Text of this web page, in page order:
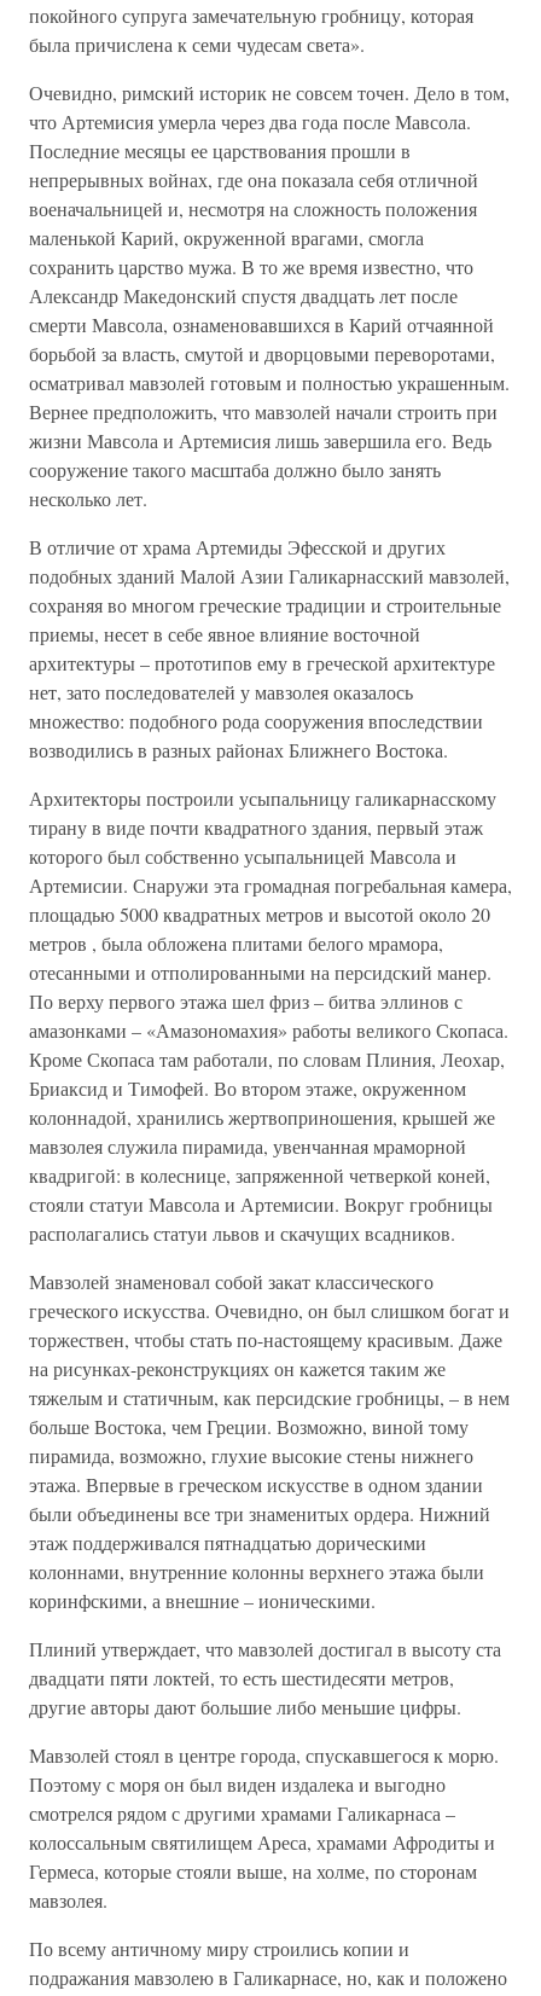
покойного супруга замечательную гробницу, которая
была причислена к семи чудесам света».
Очевидно, римский историк не совсем точен. Дело в том,
что Артемисия умерла через два года после Мавсола.
Последние месяцы ее царствования прошли в
непрерывных войнах, где она показала себя отличной
военачальницей и, несмотря на сложность положения
маленькой Карий, окруженной врагами, смогла
сохранить царство мужа. В то же время известно, что
Александр Македонский спустя двадцать лет после
смерти Мавсола, ознаменовавшихся в Карий отчаянной
борьбой за власть, смутой и дворцовыми переворотами,
осматривал мавзолей готовым и полностью украшенным.
Вернее предположить, что мавзолей начали строить при
жизни Мавсола и Артемисия лишь завершила его. Ведь
сооружение такого масштаба должно было занять
несколько лет.
В отличие от храма Артемиды Эфесской и других
подобных зданий Малой Азии Галикарнасский мавзолей,
сохраняя во многом греческие традиции и строительные
приемы, несет в себе явное влияние восточной
архитектуры – прототипов ему в греческой архитектуре
нет, зато последователей у мавзолея оказалось
множество: подобного рода сооружения впоследствии
возводились в разных районах Ближнего Востока.
Архитекторы построили усыпальницу галикарнасскому
тирану в виде почти квадратного здания, первый этаж
которого был собственно усыпальницей Мавсола и
Артемисии. Снаружи эта громадная погребальная камера,
площадью 5000 квадратных метров и высотой около 20
метров , была обложена плитами белого мрамора,
отесанными и отполированными на персидский манер.
По верху первого этажа шел фриз – битва эллинов с
амазонками – «Амазономахия» работы великого Скопаса.
Кроме Скопаса там работали, по словам Плиния, Леохар,
Бриаксид и Тимофей. Во втором этаже, окруженном
колоннадой, хранились жертвоприношения, крышей же
мавзолея служила пирамида, увенчанная мраморной
квадригой: в колеснице, запряженной четверкой коней,
стояли статуи Мавсола и Артемисии. Вокруг гробницы
располагались статуи львов и скачущих всадников.
Мавзолей знаменовал собой закат классического
греческого искусства. Очевидно, он был слишком богат и
торжествен, чтобы стать по-настоящему красивым. Даже
на рисунках-реконструкциях он кажется таким же
тяжелым и статичным, как персидские гробницы, – в нем
больше Востока, чем Греции. Возможно, виной тому
пирамида, возможно, глухие высокие стены нижнего
этажа. Впервые в греческом искусстве в одном здании
были объединены все три знаменитых ордера. Нижний
этаж поддерживался пятнадцатью дорическими
колоннами, внутренние колонны верхнего этажа были
коринфскими, а внешние – ионическими.
Плиний утверждает, что мавзолей достигал в высоту ста
двадцати пяти локтей, то есть шестидесяти метров,
другие авторы дают большие либо меньшие цифры.
Мавзолей стоял в центре города, спускавшегося к морю.
Поэтому с моря он был виден издалека и выгодно
смотрелся рядом с другими храмами Галикарнаса –
колоссальным святилищем Ареса, храмами Афродиты и
Гермеса, которые стояли выше, на холме, по сторонам
мавзолея.
По всему античному миру строились копии и
подражания мавзолею в Галикарнасе, но, как и положено